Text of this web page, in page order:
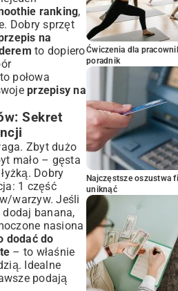
ranking,
Dobry sprzęt
na
to dopiero
połowa
przepisy na
Sekret
Zbyt dużo
mało – gęsta
Dobry
1 część
warzyw. Jeśli
dodaj banana,
nasiona
dodać do
– to właśnie
Idealne
podają
Ćwiczenia dla
poradnik
Najczęstsze oszustwa
uniknąć